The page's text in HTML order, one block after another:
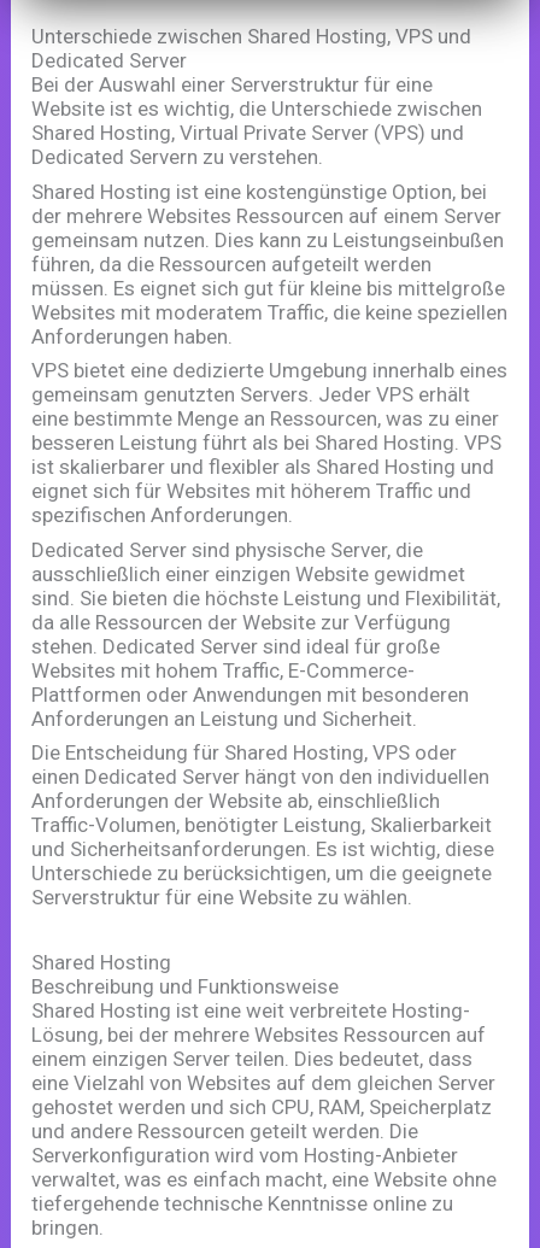
Unterschiede zwischen Shared Hosting, VPS und
Dedicated Server
Bei der Auswahl einer Serverstruktur für eine
Website ist es wichtig, die Unterschiede zwischen
Shared Hosting, Virtual Private Server (VPS) und
Dedicated Servern zu verstehen.
Shared Hosting ist eine kostengünstige Option, bei
der mehrere Websites Ressourcen auf einem Server
gemeinsam nutzen. Dies kann zu Leistungseinbußen
führen, da die Ressourcen aufgeteilt werden
müssen. Es eignet sich gut für kleine bis mittelgroße
Websites mit moderatem Traffic, die keine speziellen
Anforderungen haben.
VPS bietet eine dedizierte Umgebung innerhalb eines
gemeinsam genutzten Servers. Jeder VPS erhält
eine bestimmte Menge an Ressourcen, was zu einer
besseren Leistung führt als bei Shared Hosting. VPS
ist skalierbarer und flexibler als Shared Hosting und
eignet sich für Websites mit höherem Traffic und
spezifischen Anforderungen.
Dedicated Server sind physische Server, die
ausschließlich einer einzigen Website gewidmet
sind. Sie bieten die höchste Leistung und Flexibilität,
da alle Ressourcen der Website zur Verfügung
stehen. Dedicated Server sind ideal für große
Websites mit hohem Traffic, E-Commerce-
Plattformen oder Anwendungen mit besonderen
Anforderungen an Leistung und Sicherheit.
Die Entscheidung für Shared Hosting, VPS oder
einen Dedicated Server hängt von den individuellen
Anforderungen der Website ab, einschließlich
Traffic-Volumen, benötigter Leistung, Skalierbarkeit
und Sicherheitsanforderungen. Es ist wichtig, diese
Unterschiede zu berücksichtigen, um die geeignete
Serverstruktur für eine Website zu wählen.
Shared Hosting
Beschreibung und Funktionsweise
Shared Hosting ist eine weit verbreitete Hosting-
Lösung, bei der mehrere Websites Ressourcen auf
einem einzigen Server teilen. Dies bedeutet, dass
eine Vielzahl von Websites auf dem gleichen Server
gehostet werden und sich CPU, RAM, Speicherplatz
und andere Ressourcen geteilt werden. Die
Serverkonfiguration wird vom Hosting-Anbieter
verwaltet, was es einfach macht, eine Website ohne
tiefergehende technische Kenntnisse online zu
bringen.